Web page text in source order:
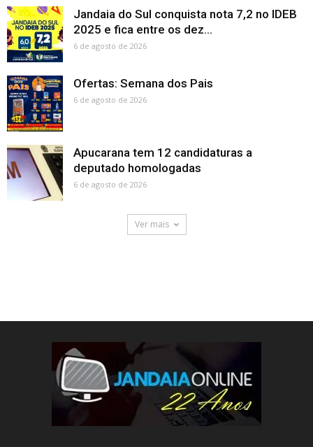
Jandaia do Sul conquista nota 7,2 no IDEB
2025 e fica entre os dez...
6 de agosto de 2026
Ofertas: Semana dos Pais
6 de agosto de 2026
Apucarana tem 12 candidaturas a
deputado homologadas
6 de agosto de 2026
Ver mais